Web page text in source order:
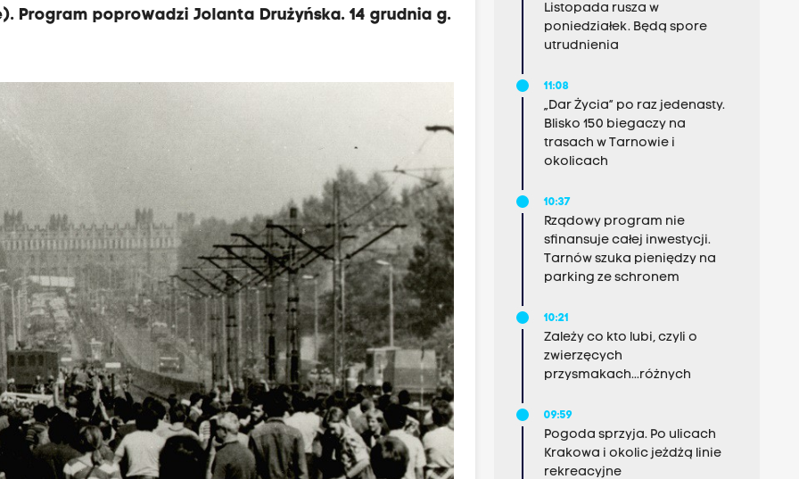
Program poprowadzi Jolanta Drużyńska. 14 grudnia g.
Listopada rusza w
poniedziałek. Będą spore
utrudnienia
11:08
„Dar Życia” po raz jedenasty.
Blisko 150 biegaczy na
trasach w Tarnowie i
okolicach
10:37
Rządowy program nie
sfinansuje całej inwestycji.
Tarnów szuka pieniędzy na
parking ze schronem
10:21
Zależy co kto lubi, czyli o
zwierzęcych
przysmakach...różnych
09:59
Pogoda sprzyja. Po ulicach
Krakowa i okolic jeżdżą linie
rekreacyjne